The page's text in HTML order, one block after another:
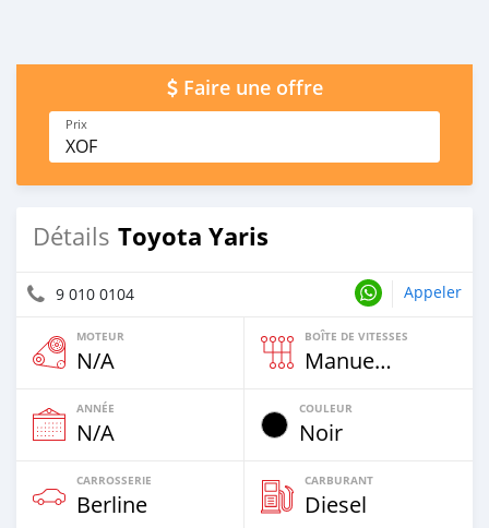
Faire une offre
Prix
XOF
Détails Toyota Yaris
9 010 0104 Appeler
MOTEUR
N/A
BOÎTE DE VITESSES
Manuelle
ANNÉE
N/A
COULEUR
Noir
CARROSSERIE
Berline
CARBURANT
Diesel